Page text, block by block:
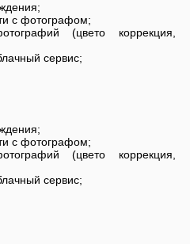
с фотографом;
(цвето коррекция,
сервис;
с фотографом;
(цвето коррекция,
сервис;